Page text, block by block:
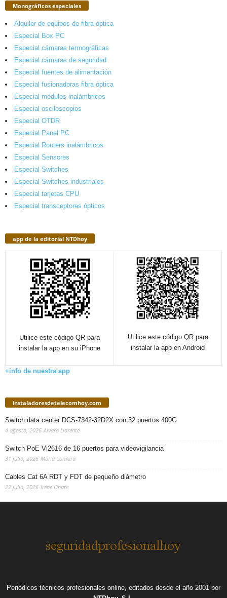
Monográficos especiales
Alquiler de equipos de fibra óptica
Especial Box PC
Especial cámaras termográficas
Especial cámaras de seguridad
Especial fuentes de alimentación
Especial fusionadoras fibra óptica
Especial módulos inalámbricos
Especial osciloscopios
Especial OTDR
Especial Panel PC
Especial Routers inalámbricos
Especial Sensores
Especial Switches
Especial Switches industriales
Especial tarjetas CPU
Especial transceptores ópticos
app de la editorial NTDhoy
Utilice este código QR para
instalar la app en su iPhone
Utilice este código QR para
instalar la app en Android
+info de nuestra app
instaladoresdetelecomhoy.com
Switch data center DCS-7342-32D2X con 32 puertos 400G
4 agosto, 2026 Alvaro Llorente
Switch PoE Vi2616 de 16 puertos para videovigilancia
31 julio, 2026 Maria Camara
Cables Cat 6A RDT y FDT de pequeño diámetro
22 julio, 2026 Irene Onate
Periódicos técnicos profesionales online, editados desde el año 2001 por